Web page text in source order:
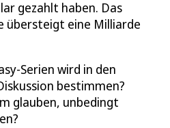
gezahlt haben. Das
übersteigt eine Milliarde
Serien wird in den
bestimmen?
glauben, unbedingt